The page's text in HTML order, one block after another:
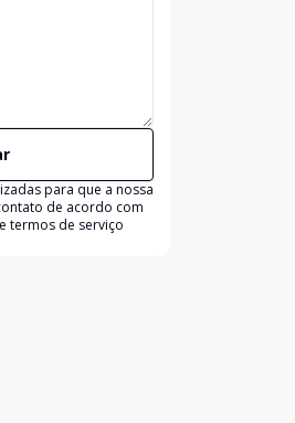
para que a nossa
de acordo com
termos de serviço